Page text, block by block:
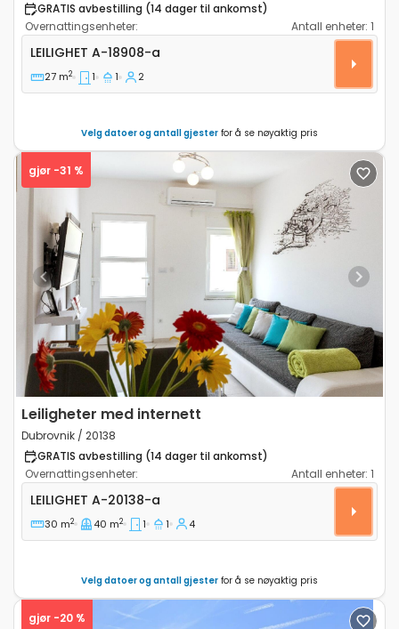
GRATIS avbestilling (14 dager til ankomst)
Overnattingsenheter:
Antall enheter: 1
Ettroms leilighet Dubrovnik A-18908-a
LEILIGHET A-18908-a
27 m2 1 1 2
Velg datoer og antall gjester for å se nøyaktig pris
Previous Next
gjør -31 %
Leiligheter med internett
Dubrovnik / 20138
GRATIS avbestilling (14 dager til ankomst)
Overnattingsenheter:
Antall enheter: 1
Ettroms leilighet Dubrovnik A-20138-a
LEILIGHET A-20138-a
30 m2 40 m2 1 1 4
Velg datoer og antall gjester for å se nøyaktig pris
gjør -20 %